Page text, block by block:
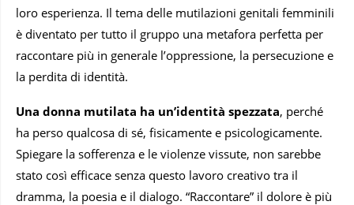
loro esperienza. Il tema delle mutilazioni genitali femminili
è diventato per tutto il gruppo una metafora perfetta per
raccontare più in generale l’oppressione, la persecuzione e
la perdita di identità.
Una donna mutilata ha un’identità spezzata, perché
ha perso qualcosa di sé, fisicamente e psicologicamente.
Spiegare la sofferenza e le violenze vissute, non sarebbe
stato così efficace senza questo lavoro creativo tra il
dramma, la poesia e il dialogo. “Raccontare” il dolore è più